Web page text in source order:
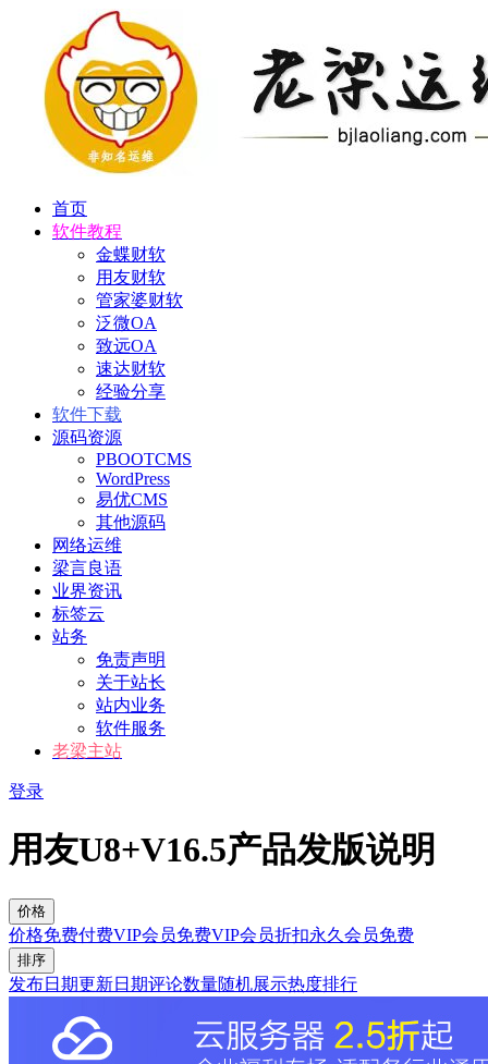
首页
软件教程
金蝶财软
用友财软
管家婆财软
泛微OA
致远OA
速达财软
经验分享
软件下载
源码资源
PBOOTCMS
WordPress
易优CMS
其他源码
网络运维
梁言良语
业界资讯
标签云
站务
免责声明
关于站长
站内业务
软件服务
老梁主站
登录
用友U8+V16.5产品发版说明
价格
价格免费付费VIP会员免费VIP会员折扣永久会员免费
排序
发布日期更新日期评论数量随机展示热度排行